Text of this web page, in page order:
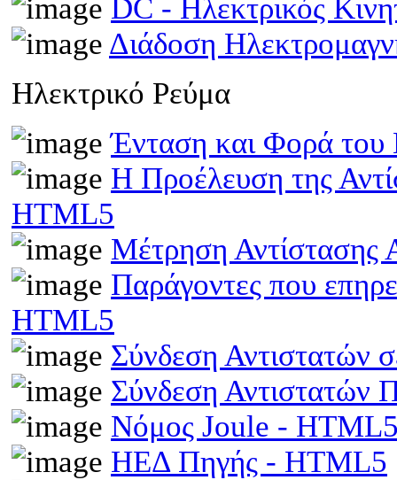
DC - Ηλεκτρικός
Διάδοση
Ηλεκτρικό Ρεύμα
Ένταση και Φορά του
Η Προέλευση της
HTML5
Μέτρηση Αντίστασης
Παράγοντες που
HTML5
Σύνδεση Αντιστατών
Σύνδεση
Νόμος Joule -
ΗΕΔ Πηγής - HTML5